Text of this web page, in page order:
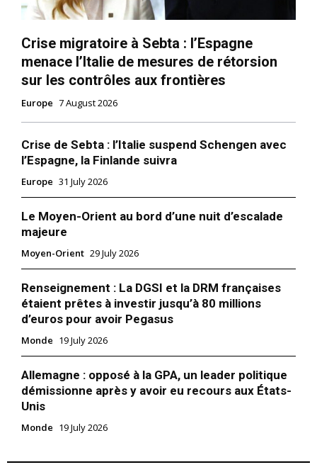
Crise migratoire à Sebta : l’Espagne
menace l’Italie de mesures de rétorsion
sur les contrôles aux frontières
Europe 7 August 2026
Crise de Sebta : l’Italie suspend Schengen avec
l’Espagne, la Finlande suivra
Europe 31 July 2026
Le Moyen-Orient au bord d’une nuit d’escalade
majeure
Moyen-Orient 29 July 2026
Renseignement : La DGSI et la DRM françaises
étaient prêtes à investir jusqu’à 80 millions
d’euros pour avoir Pegasus
Monde 19 July 2026
Allemagne : opposé à la GPA, un leader politique
démissionne après y avoir eu recours aux États-
Unis
Monde 19 July 2026